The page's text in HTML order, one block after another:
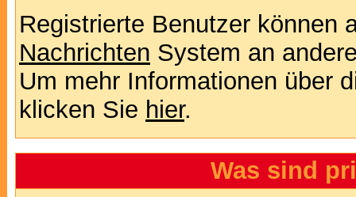
Registrierte Benutzer können
Nachrichten System an
Um mehr Informationen über
klicken Sie hier.
Was sind